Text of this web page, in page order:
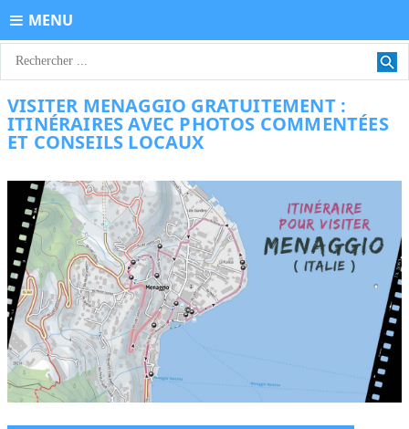
MENU
VISITER MENAGGIO GRATUITEMENT :
ITINÉRAIRES AVEC PHOTOS COMMENTÉES
ET CONSEILS LOCAUX